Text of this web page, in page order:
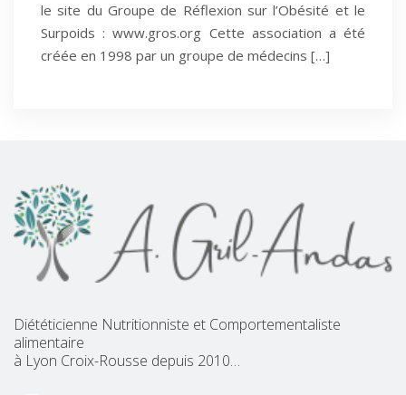
le site du Groupe de Réflexion sur l’Obésité et le
Surpoids : www.gros.org Cette association a été
créée en 1998 par un groupe de médecins […]
Diététicienne Nutritionniste et Comportementaliste
alimentaire
à Lyon Croix-Rousse depuis 2010…